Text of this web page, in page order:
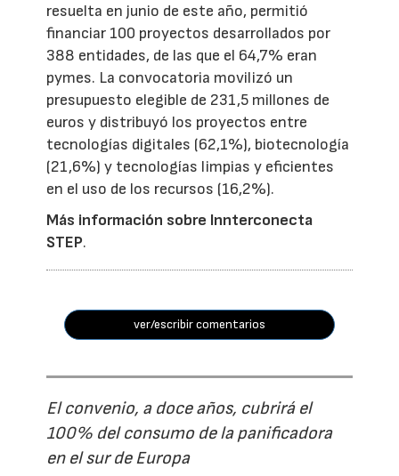
resuelta en junio de este año, permitió
financiar 100 proyectos desarrollados por
388 entidades, de las que el 64,7% eran
pymes. La convocatoria movilizó un
presupuesto elegible de 231,5 millones de
euros y distribuyó los proyectos entre
tecnologías digitales (62,1%), biotecnología
(21,6%) y tecnologías limpias y eficientes
en el uso de los recursos (16,2%).
Más información sobre Innterconecta
STEP.
ver/escribir comentarios
El convenio, a doce años, cubrirá el
100% del consumo de la panificadora
en el sur de Europa